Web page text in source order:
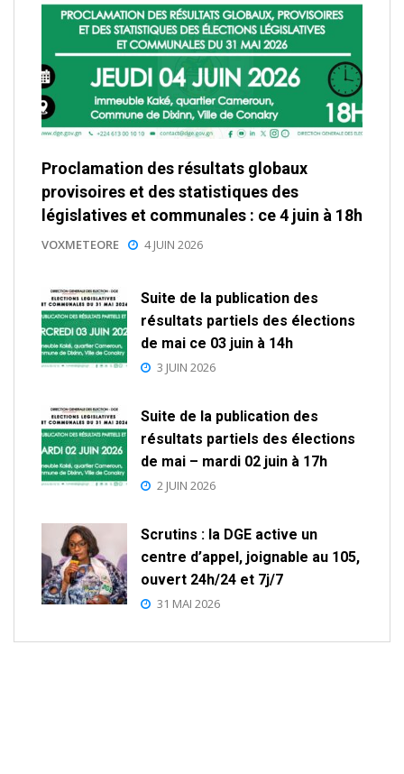
Proclamation des résultats globaux
provisoires et des statistiques des
législatives et communales : ce 4 juin à 18h
VOXMETEORE 4 JUIN 2026
Suite de la publication des
résultats partiels des élections
de mai ce 03 juin à 14h
3 JUIN 2026
Suite de la publication des
résultats partiels des élections
de mai – mardi 02 juin à 17h
2 JUIN 2026
Scrutins : la DGE active un
centre d’appel, joignable au 105,
ouvert 24h/24 et 7j/7
31 MAI 2026